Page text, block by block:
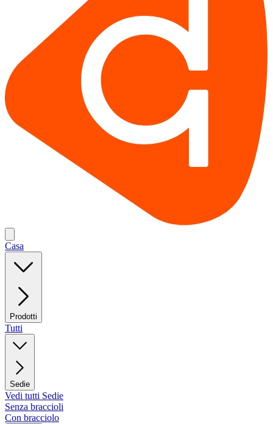
Casa
Prodotti
Tutti
Sedie
Vedi tutti Sedie
Senza braccioli
Con bracciolo